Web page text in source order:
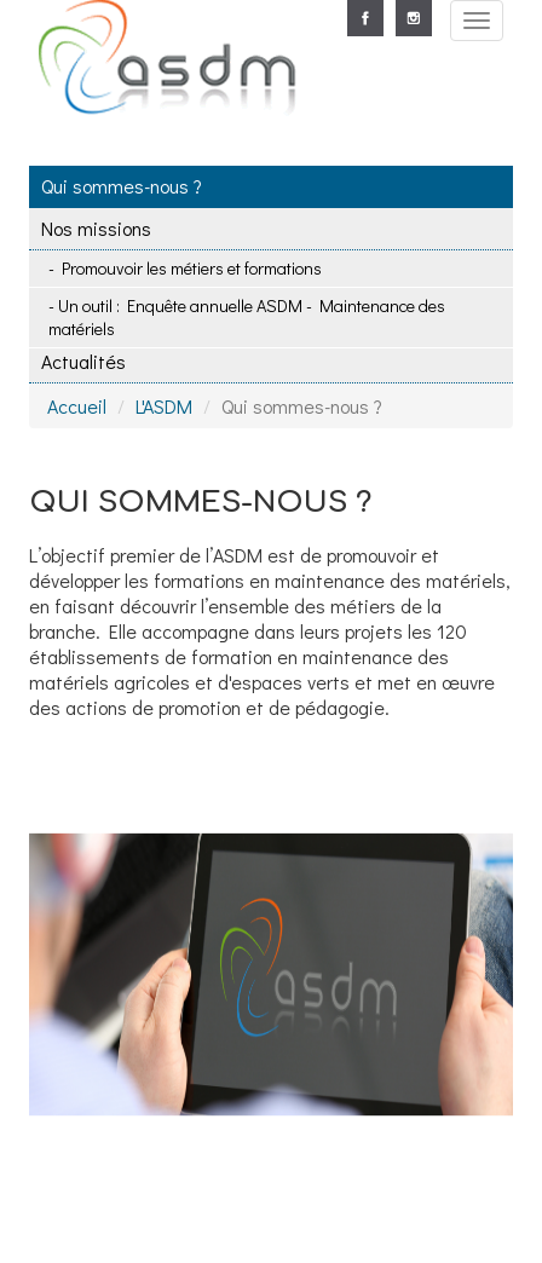
Aller au contenu principal
Toggle
Qui sommes-nous ?
Nos missions
Promouvoir les métiers et formations
Un outil : Enquête annuelle ASDM - Maintenance des
matériels
Actualités
Accueil
L'ASDM Qui sommes-nous ?
QUI SOMMES-NOUS ?
L’objectif premier de l’ASDM est de promouvoir et
développer les formations en maintenance des matériels,
en faisant découvrir l’ensemble des métiers de la
branche. Elle accompagne dans leurs projets les 120
établissements de formation en maintenance des
matériels agricoles et d'espaces verts et met en œuvre
des actions de promotion et de pédagogie.